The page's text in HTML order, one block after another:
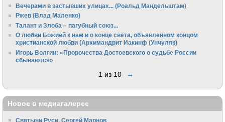
Вечерами в застывших улицах... (Роальд Мандельштам)
Ржев (Влад Маленко)
Талант и Злоба – пагубный союз...
О любви Божией к нам и о конце света, объявленном концом
христианской любви (Архимандрит Иакинф (Унчуляк)
Игорь Волгин: «Пророчества Достоевского о судьбе России
сбываются»
1 из 10 →
Новое в медиагалерее
Святыни Руси. Сергей Марнов